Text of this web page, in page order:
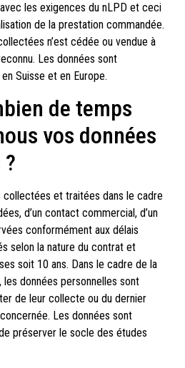
les exigences du nLPD et ceci
de la prestation commandée.
n’est cédée ou vendue à
Les données sont
Suisse et en Europe.
de temps
vos données
collectées et traitées dans le cadre
d’un contact commercial, d’un
conformément aux délais
selon la nature du contrat et
soit 10 ans. Dans le cadre de la
données personnelles sont
de leur collecte ou du dernier
Les données sont
préserver le socle des études